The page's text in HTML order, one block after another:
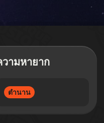
วามหายาก
ตำนาน